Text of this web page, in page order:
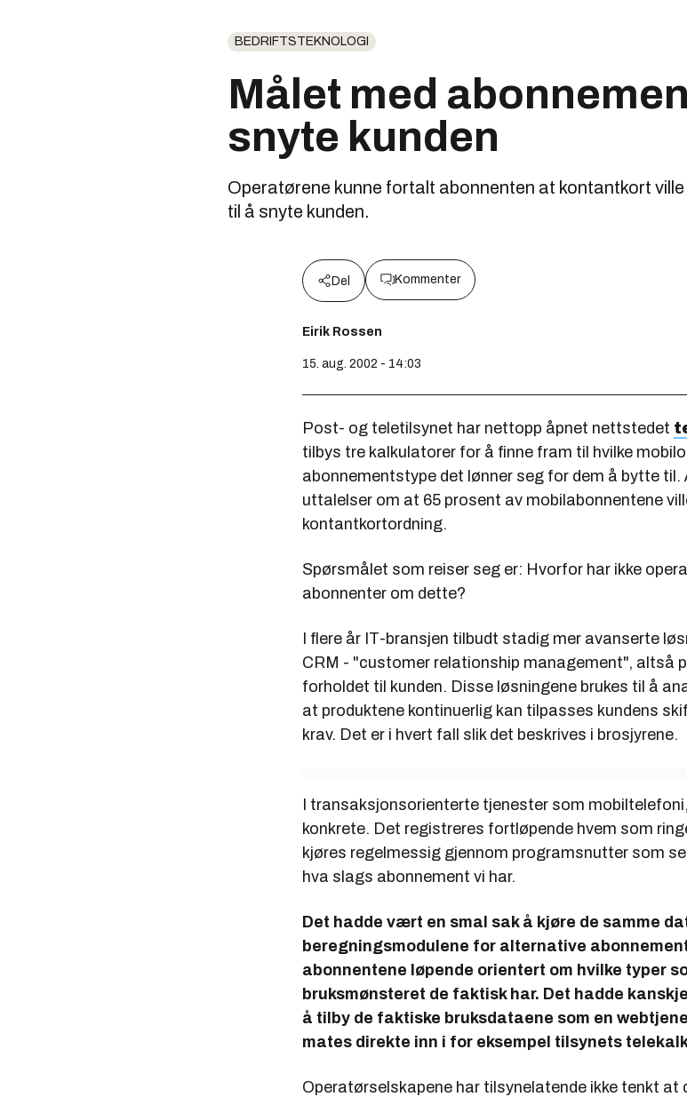
BEDRIFTSTEKNOLOGI
Målet med
snyte kunden
Operatørene kunne fortalt abonnenten at kontantkort
til å snyte kunden.
Del Kommenter
Eirik Rossen
15. aug. 2002 - 14:03
Post- og teletilsynet har nettopp åpnet nettstedet
tilbys tre kalkulatorer for å finne fram til hvilke
abonnementstype det lønner seg for dem å bytte til.
uttalelser om at 65 prosent av mobilabonnentene
kontantkortordning.
Spørsmålet som reiser seg er: Hvorfor har ikke
abonnenter om dette?
I flere år IT-bransjen tilbudt stadig mer avanserte
CRM - "customer relationship management", altså
forholdet til kunden. Disse løsningene brukes til å
at produktene kontinuerlig kan tilpasses kundens
krav. Det er i hvert fall slik det beskrives i brosjyrene.
I transaksjonsorienterte tjenester som
konkrete. Det registreres fortløpende hvem som
kjøres regelmessig gjennom programsnutter som
hva slags abonnement vi har.
Det hadde vært en smal sak å kjøre de samme
beregningsmodulene for alternative
abonnentene løpende orientert om hvilke typer
bruksmønsteret de faktisk har. Det hadde
å tilby de faktiske bruksdataene som en
mates direkte inn i for eksempel tilsynets
Operatørselskapene har tilsynelatende ikke tenkt at